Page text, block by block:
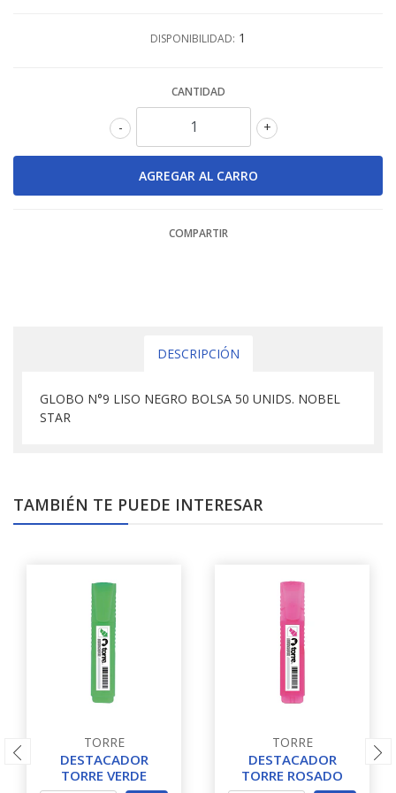
DISPONIBILIDAD: 1
CANTIDAD
+
-
COMPARTIR
DESCRIPCIÓN
GLOBO N°9 LISO NEGRO BOLSA 50 UNIDS. NOBEL
STAR
TAMBIÉN TE PUEDE INTERESAR
TORRE
DESTACADOR
TORRE VERDE
TORRE
DESTACADOR
TORRE ROSADO